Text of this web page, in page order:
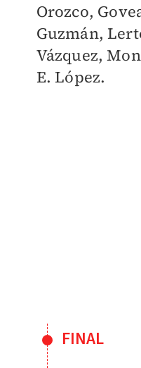
Orozco,
Guzmán,
Vázquez,
E. López.
FINAL